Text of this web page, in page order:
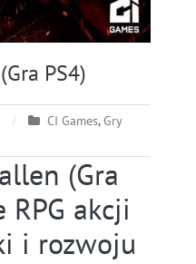
PS4)
CI Games,Gry
(Gra
RPG akcji
i rozwoju